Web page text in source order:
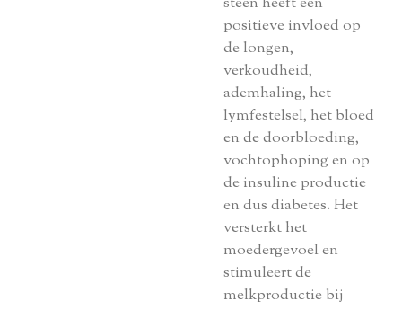
positieve invloed op
de longen,
verkoudheid,
ademhaling, het
lymfestelsel, het bloed
en de doorbloeding,
vochtophoping en op
de insuline productie
en dus diabetes. Het
versterkt het
moedergevoel en
stimuleert de
melkproductie bij